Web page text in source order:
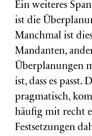
Ein weiteres
ist die
Manchmal ist
Mandanten,
Überplanungen
ist, dass es passt.
pragmatisch,
häufig mit recht
Festsetzungen